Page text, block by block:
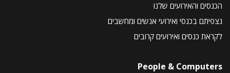
הכנסים והאירועים שלנו
נצפיתם בכנסי ואירועי אנשים ומחשבים
לקראת כנסים ואירועים קרובים
People & Computers